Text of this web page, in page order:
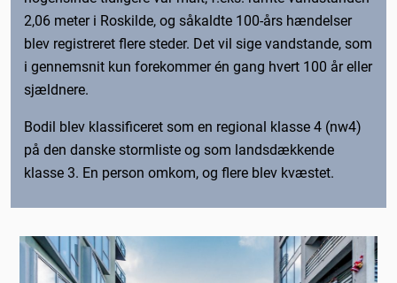
2,06 meter i Roskilde, og såkaldte 100-års hændelser
blev registreret flere steder. Det vil sige vandstande, som
i gennemsnit kun forekommer én gang hvert 100 år eller
sjældnere.
Bodil blev klassificeret som en regional klasse 4 (nw4)
på den danske stormliste og som landsdækkende
klasse 3. En person omkom, og flere blev kvæstet.